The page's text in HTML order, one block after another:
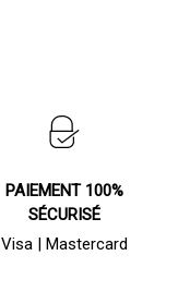
PAIEMENT 100%
SÉCURISÉ
Visa | Mastercard